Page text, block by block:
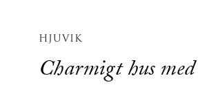
HJUVIK
Charmigt hus